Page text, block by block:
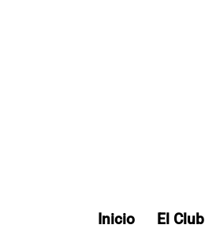
Inicio El Club